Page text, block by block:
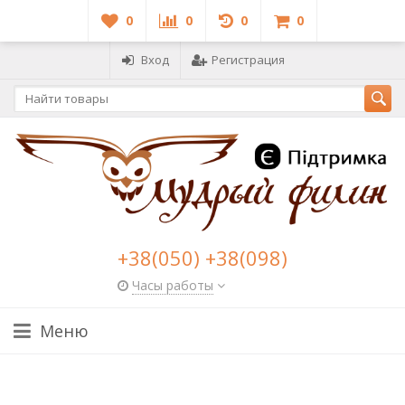
0 0 0 0
Вход Регистрация
+38(050) +38(098)
Часы работы
Меню